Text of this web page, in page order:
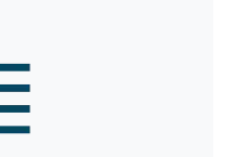
unserer
Toolbox.